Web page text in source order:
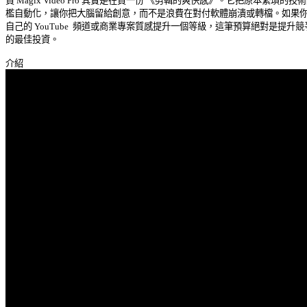
檻自動化，讓你把大腦留給創意，而不是浪費在對付軟體崩潰或轉檔。如果
自己的 YouTube  頻道或商業專案質感提升一個等級，這筆預算絕對是提升競
的最佳投資。